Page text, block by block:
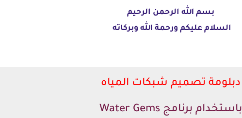
بسم الله الرحمن الرحيم
السلام عليكم ورحمة الله وبركاته
دبلومة تصميم شبكات المياه
باستخدام برنامج Water Gems